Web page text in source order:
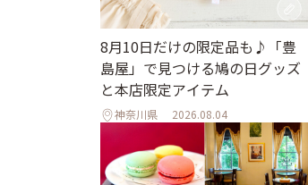
8月10日だけの限定品も♪「豊
島屋」で見つける鳩の日グッズ
と本店限定アイテム
神奈川県 2026.08.04